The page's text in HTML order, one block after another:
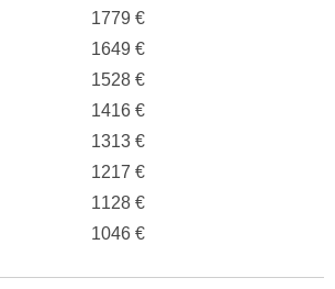
1779 €
1649 €
1528 €
1416 €
1313 €
1217 €
1128 €
1046 €